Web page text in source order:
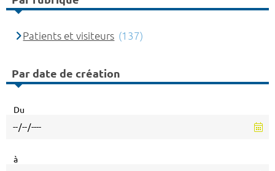
Patients et visiteurs (137)
Par date de création
Du
à